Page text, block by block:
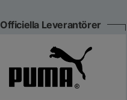
Officiella Leverantörer